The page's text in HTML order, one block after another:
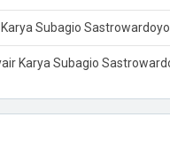
Subagio Sastrowardoyo
Karya Subagio